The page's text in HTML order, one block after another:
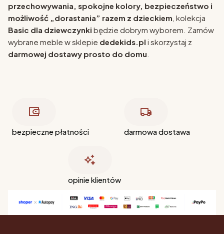
przechowywania, spokojne kolory, bezpieczeństwo i
możliwość „dorastania” razem z dzieckiem , kolekcja
Basic dla dziewczynki będzie dobrym wyborem. Zamów
wybrane meble w sklepie dedekids.pl i skorzystaj z
darmowej dostawy prosto do domu
bezpieczne płatności darmowa dostawa
opinie klientów